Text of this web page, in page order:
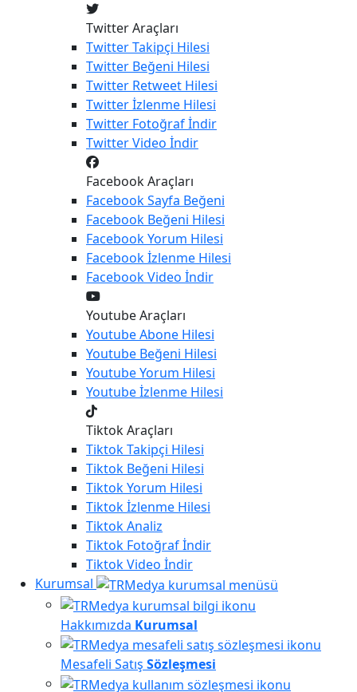
Twitter Araçları
TwitterTakipçi Hilesi
Twitter Beğeni Hilesi
Twitter Retweet Hilesi
Twitterİzlenme Hilesi
Twitter Fotoğraf İndir
TwitterVideo İndir
Facebook Araçları
FacebookSayfa Beğeni
Facebook Beğeni Hilesi
FacebookYorum Hilesi
Facebookİzlenme Hilesi
FacebookVideo İndir
Youtube Araçları
YoutubeAbone Hilesi
Youtube Beğeni Hilesi
YoutubeYorum Hilesi
Youtubeİzlenme Hilesi
Tiktok Araçları
TiktokTakipçi Hilesi
Tiktok Beğeni Hilesi
TiktokYorum Hilesi
Tiktokİzlenme Hilesi
TiktokAnaliz
Tiktok Fotoğraf İndir
TiktokVideo İndir
Kurumsal
Hakkımızda Kurumsal
Mesafeli Satış Sözleşmesi